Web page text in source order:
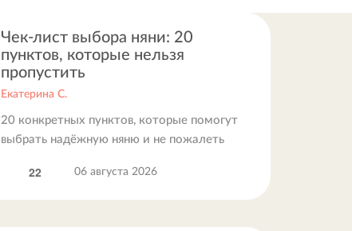
Чек-лист выбора няни: 20
пунктов, которые нельзя
пропустить
Екатерина С.
20 конкретных пунктов, которые помогут
выбрать надёжную няню и не пожалеть
22 06 августа 2026